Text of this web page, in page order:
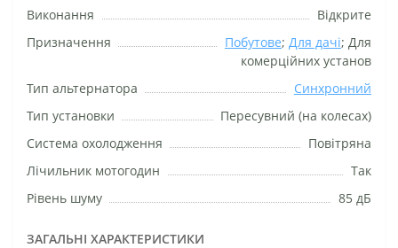
Виконання
Відкрите
Призначення
Побутове; Для дачі; Для
комерційних установ
Тип альтернатора
Синхронний
Тип установки
Пересувний (на колесах)
Система охолодження
Повітряна
Лічильник мотогодин
Так
Рівень шуму
85 дБ
ЗАГАЛЬНІ ХАРАКТЕРИСТИКИ